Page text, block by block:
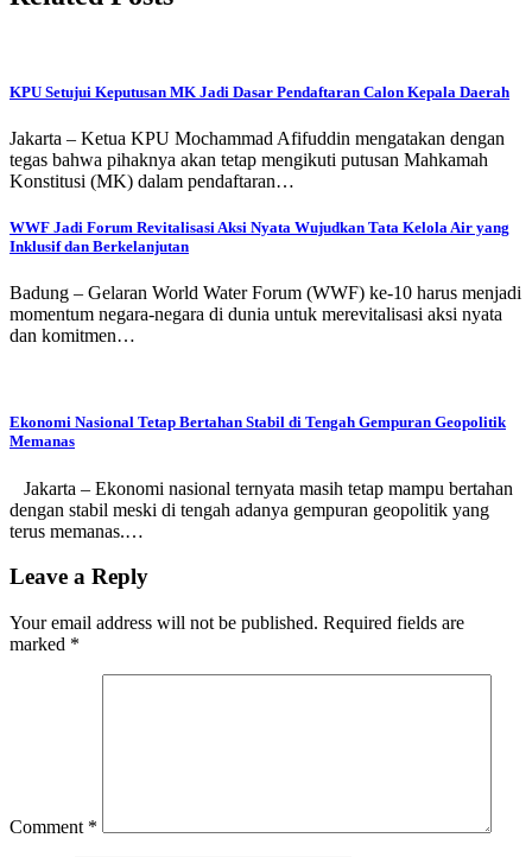
KPU Setujui Keputusan MK Jadi Dasar Pendaftaran Calon Kepala Daerah
Jakarta – Ketua KPU Mochammad Afifuddin mengatakan dengan
tegas bahwa pihaknya akan tetap mengikuti putusan Mahkamah
Konstitusi (MK) dalam pendaftaran…
WWF Jadi Forum Revitalisasi Aksi Nyata Wujudkan Tata Kelola Air yang
Inklusif dan Berkelanjutan
Badung – Gelaran World Water Forum (WWF) ke-10 harus menjadi
momentum negara-negara di dunia untuk merevitalisasi aksi nyata
dan komitmen…
Ekonomi Nasional Tetap Bertahan Stabil di Tengah Gempuran Geopolitik
Memanas
Jakarta – Ekonomi nasional ternyata masih tetap mampu bertahan
dengan stabil meski di tengah adanya gempuran geopolitik yang
terus memanas.…
Leave a Reply
Your email address will not be published. Required fields are
marked *
Comment *